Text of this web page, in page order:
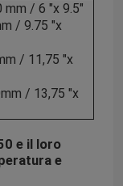
mm / 6 "x 9.5"
/ 9.75 "x
/ 11,75 "x
/ 13,75 "x
e il loro
e